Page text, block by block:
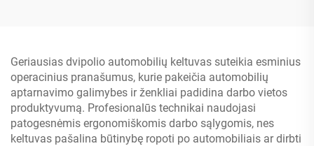
Geriausias dvipolio automobilių keltuvas suteikia esminius
operacinius pranašumus, kurie pakeičia automobilių
aptarnavimo galimybes ir ženkliai padidina darbo vietos
produktyvumą. Profesionalūs technikai naudojasi
patogesnėmis ergonomiškomis darbo sąlygomis, nes
keltuvas pašalina būtinybę ropoti po automobiliais ar dirbti